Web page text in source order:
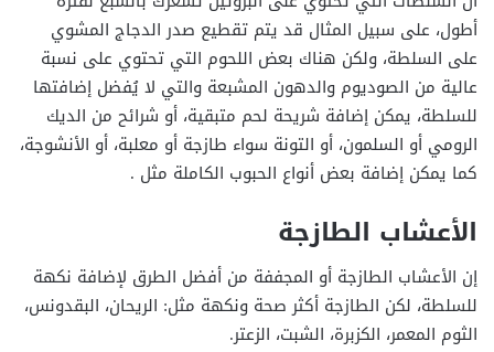
أطول، على سبيل المثال قد يتم تقطيع صدر الدجاج المشوي
على السلطة، ولكن هناك بعض اللحوم التي تحتوي على نسبة
عالية من الصوديوم والدهون المشبعة والتي لا يُفضل إضافتها
للسلطة، يمكن إضافة شريحة لحم متبقية، أو شرائح من الديك
الرومي أو السلمون، أو التونة سواء طازجة أو معلبة، أو الأنشوجة،
كما يمكن إضافة بعض أنواع الحبوب الكاملة مثل .
الأعشاب الطازجة
إن الأعشاب الطازجة أو المجففة من أفضل الطرق لإضافة نكهة
للسلطة، لكن الطازجة أكثر صحة ونكهة مثل: الريحان، البقدونس،
الثوم المعمر، الكزبرة، الشبت، الزعتر.